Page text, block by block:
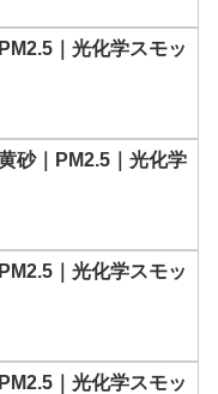
｜光化学スモッ
砂｜PM2.5｜光化学
｜光化学スモッ
｜光化学スモッ